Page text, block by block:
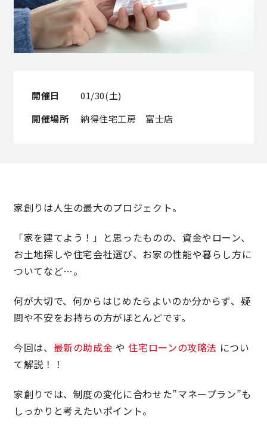
来店・見学予約
理想の暮らしを引き出すデザイン力
家具まで標準仕様の空間コーディネート
身体に優しい自然素材の家
徹底したコストダウンの追求
頑丈で長持ちの外壁
開催日
01/30(土)
開催場所
納得住宅工房 富士店
家創りは人生の最大のプロジェクト。
「家を建てよう！」 と思ったものの、資金やローン、
お土地探しや住宅会社選び、お家の性能や暮らし方に
ついてなど…。
何が大切で、何からはじめたらよいのか分からず、疑
問や不安をお持ちの方がほとんどです。
今回は、 最新の助成金や住宅ローンの攻略法 につい
て解説！！
家創りでは、制度の変化に合わせた”マネープラン”も
しっかりと考えたいポイント。